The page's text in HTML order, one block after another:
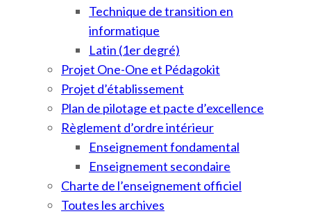
Technique de transition en
informatique
Latin (1er degré)
Projet One-One et Pédagokit
Projet d’établissement
Plan de pilotage et pacte d’excellence
Règlement d’ordre intérieur
Enseignement fondamental
Enseignement secondaire
Charte de l’enseignement officiel
Toutes les archives